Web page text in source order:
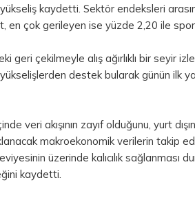
kaydetti. Sektör endeksleri
en çok gerileyen ise yüzde 2,20 ile spor
geri çekilmeyle alış ağırlıklı bir seyir
destek bularak günün ilk
veri akışının zayıf olduğunu, yurt
makroekonomik verilerin takip
üzerinde kalıcılık sağlanması
kaydetti.